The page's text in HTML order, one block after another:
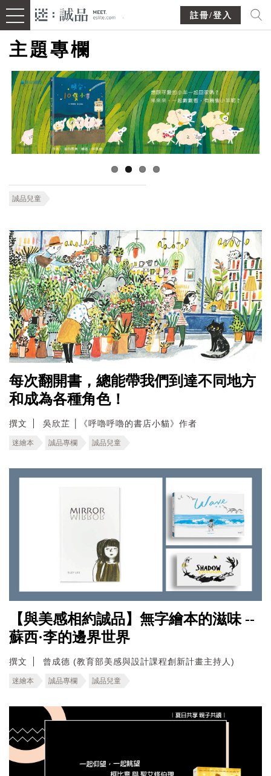
註冊/登入
主題專欄
誠品兒童
每次翻開書，總能帶我們到達不同地方
和成為各種角色！
撰文 吳欣芷 │《呼嚕呼嚕的書店小貓》作者
迷繪本 誠品專欄 誠品兒童
【與美感相約誠品】無字繪本的滋味 --
蘇西·李的邊界世界
撰文 曾成德 (教育部美感與設計課程創新計畫主持人)
迷繪本 誠品專欄 誠品兒童